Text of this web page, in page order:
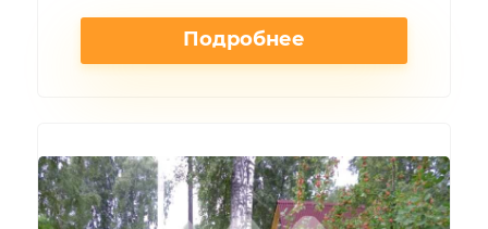
Подробнее